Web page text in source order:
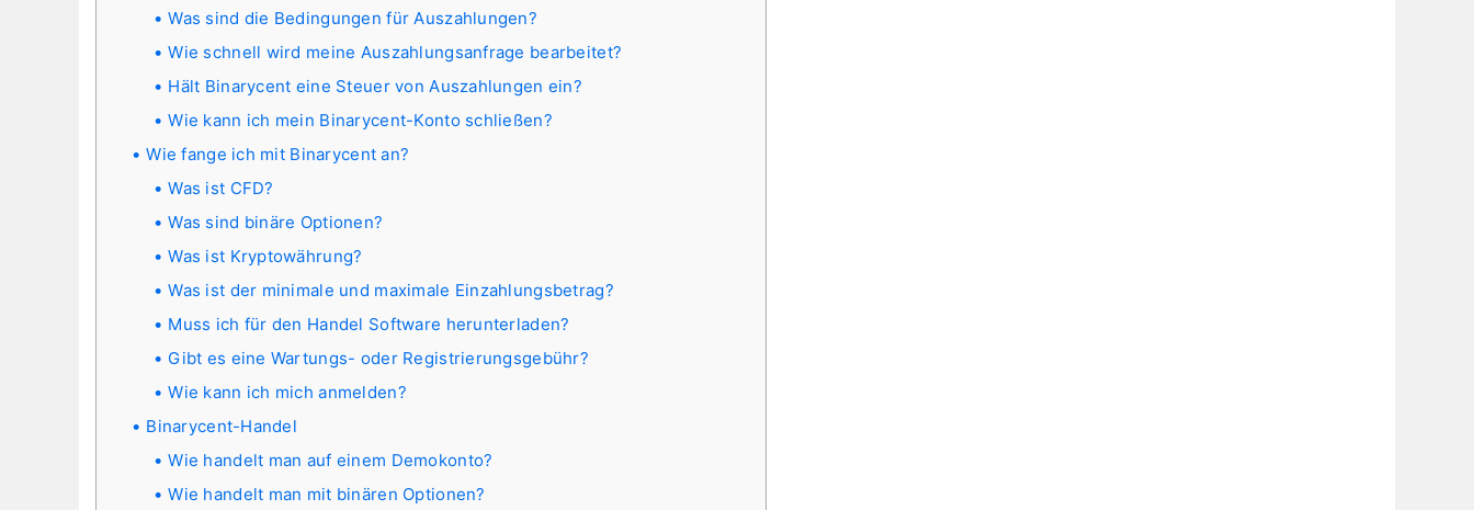
Was sind die Bedingungen für Auszahlungen?
Wie schnell wird meine Auszahlungsanfrage bearbeitet?
Hält Binarycent eine Steuer von Auszahlungen ein?
Wie kann ich mein Binarycent-Konto schließen?
Wie fange ich mit Binarycent an?
Was ist CFD?
Was sind binäre Optionen?
Was ist Kryptowährung?
Was ist der minimale und maximale Einzahlungsbetrag?
Muss ich für den Handel Software herunterladen?
Gibt es eine Wartungs- oder Registrierungsgebühr?
Wie kann ich mich anmelden?
Binarycent-Handel
Wie handelt man auf einem Demokonto?
Wie handelt man mit binären Optionen?